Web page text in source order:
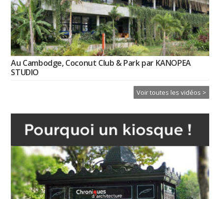
Au Cambodge, Coconut Club & Park par KANOPEA
STUDIO
Voir toutes les vidéos >